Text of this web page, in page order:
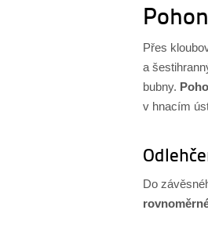
Pohon
Přes
a
bubny.
v hnacím
Do